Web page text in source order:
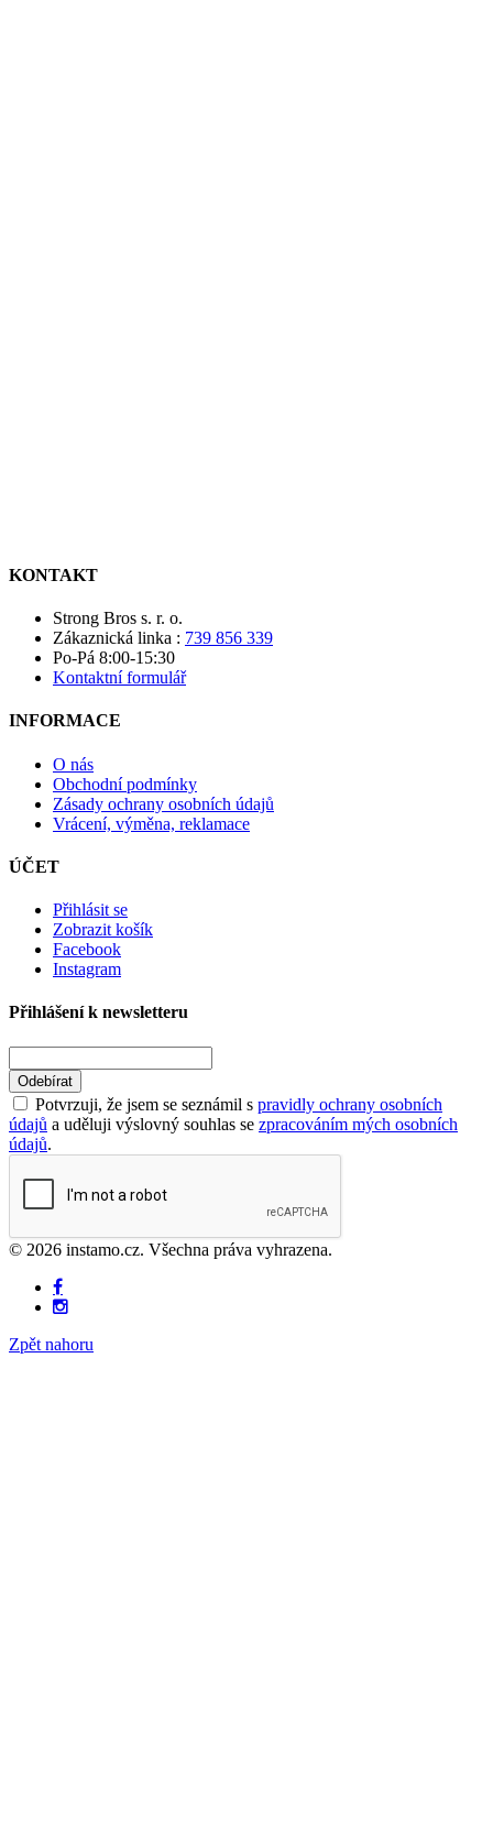
KONTAKT
Strong Bros s. r. o.
Zákaznická linka : 739 856 339
Po-Pá 8:00-15:30
Kontaktní formulář
INFORMACE
O nás
Obchodní podmínky
Zásady ochrany osobních údajů
Vrácení, výměna, reklamace
ÚČET
Přihlásit se
Zobrazit košík
Facebook
Instagram
Přihlášení k newsletteru
Odebírat
Potvrzuji, že jsem se seznámil s pravidly ochrany osobních
údajů a uděluji výslovný souhlas se zpracováním mých osobních
údajů.
© 2026 instamo.cz. Všechna práva vyhrazena.
Zpět nahoru